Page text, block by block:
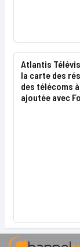
Atlantis
la carte des
des télécoms
ajoutée avec